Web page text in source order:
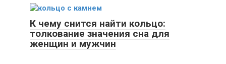
К чему снится найти кольцо:
толкование значения сна для
женщин и мужчин